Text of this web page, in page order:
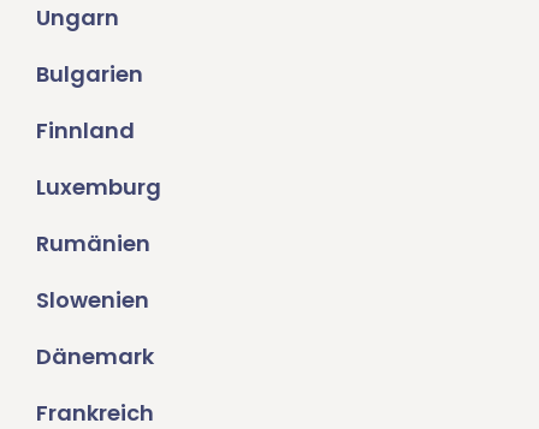
Ungarn
Bulgarien
Finnland
Luxemburg
Rumänien
Slowenien
Dänemark
Frankreich